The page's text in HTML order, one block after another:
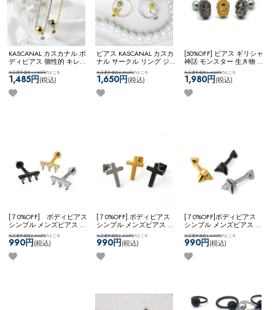
KASCANAL カスカナル ボ
ディピアス 個性的 キレイ
め スタッズ カスタム ユ
ニーク 【ネコポス全品送
料無料】 【KASCANAL】
3Way Neji Long Circle WF
当店通常価格4,950円のところ
1,485円(税込)
ピアス KASCANAL カスカ
ナル サークル リング ジ
ュエル キラキラ キレイめ
大ぶりピアス 個性的 【ネ
コポス全品送料無料】
【KASCANAL】
当店通常価格5,500円のところ
1,650円(税込)
[50%OFF] ピアス ギリシャ
神話 モンスター 生き物 1
つ目 妖怪 キュクロプス
個性的 ゴシック シルバー
925 【ネコポス全品送料
無料】
当店通常価格6,600円のところ
1,980円(税込)
[７0%OFF] ボディピアス
シンプル メンズピアス ユ
ニセックス 【ネコポス全
品送料無料】【edge】3ジ
ュエル▲xコーン
当店通常価格3,300円のところ
990円(税込)
[７0%OFF] ボディピアス
シンプル メンズピアス ユ
ニセックス 【ネコポス全
品送料無料】【edge】ク
ロススタッズ
当店通常価格3,300円のところ
990円(税込)
[７0%OFF]ボディピアス
シンプル メンズピアス ユ
ニセックス 【ネコポス全
品送料無料】【edge】3ス
パイク▲
当店通常価格3,300円のところ
990円(税込)